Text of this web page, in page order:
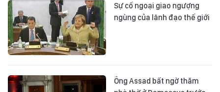
Sự cố ngoại giao ngượng
ngùng của lãnh đạo thế giới
Ông Assad bất ngờ thăm